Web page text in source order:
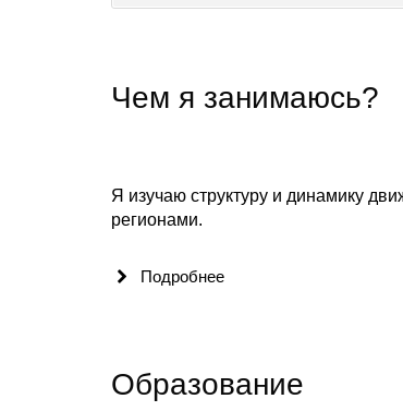
Чем я занимаюсь?
Я изучаю структуру и динамику
регионами.
Подробнее
Образование